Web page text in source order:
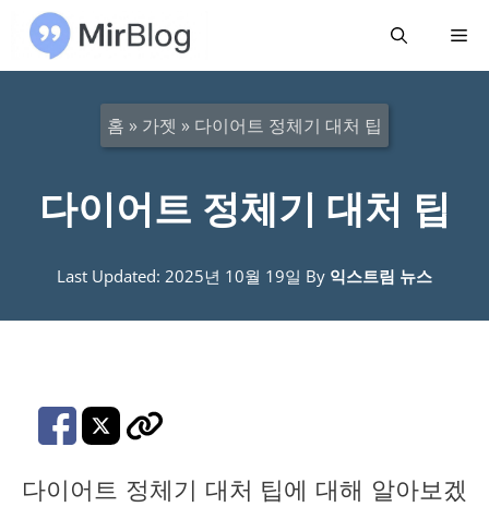
메
홈 » 가젯 » 다이어트 정체기 대처 팁
다이어트 정체기 대처 팁
Last Updated: 2025년 10월 19일 By 익스트림 뉴스
다이어트 정체기 대처 팁에 대해 알아보겠